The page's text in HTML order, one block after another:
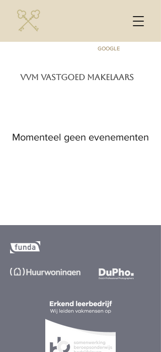
VVM VASTGOED MAKELAARS
GOOGLE
Momenteel geen evenementen